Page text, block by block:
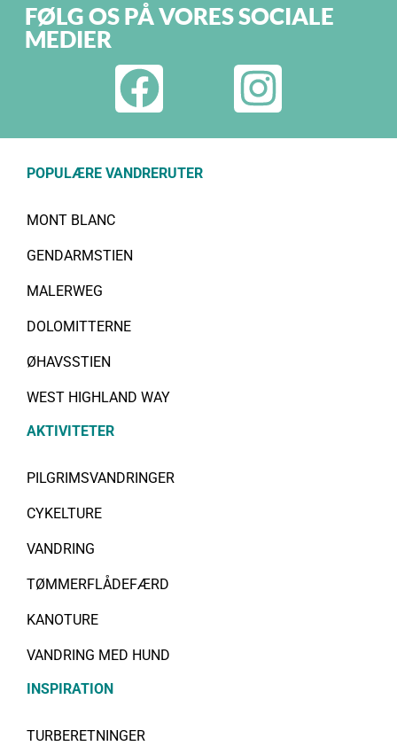
FØLG OS PÅ VORES SOCIALE
MEDIER
POPULÆRE VANDRERUTER
MONT BLANC
GENDARMSTIEN
MALERWEG
DOLOMITTERNE
ØHAVSSTIEN
WEST HIGHLAND WAY
AKTIVITETER
PILGRIMSVANDRINGER
CYKELTURE
VANDRING
TØMMERFLÅDEFÆRD
KANOTURE
VANDRING MED HUND
INSPIRATION
TURBERETNINGER